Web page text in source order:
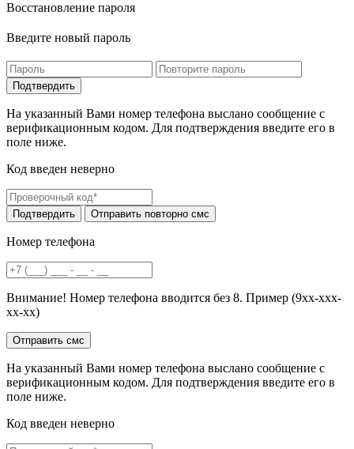
Восстановление пароля
Введите новый пароль
На указанный Вами номер телефона выслано сообщение с
верификационным кодом. Для подтверждения введите его в
поле ниже.
Код введен неверно
Номер телефона
Внимание! Номер телефона вводится без 8. Пример (9хх-ххх-
хх-хх)
На указанный Вами номер телефона выслано сообщение с
верификационным кодом. Для подтверждения введите его в
поле ниже.
Код введен неверно